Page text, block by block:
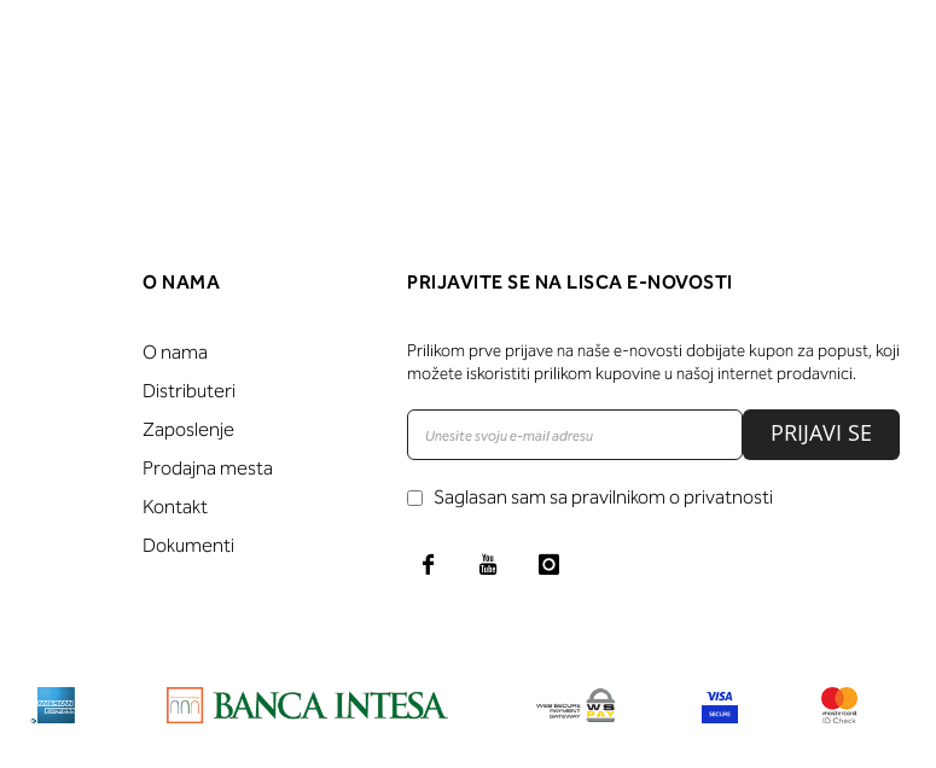
O NAMA
O nama
Distributeri
Zaposlenje
Prodajna mesta
Kontakt
Dokumenti
PRIJAVITE SE NA LISCA E-NOVOSTI
Prilikom prve prijave na naše e-novosti dobijate kupon za popust, koji
možete iskoristiti prilikom kupovine u našoj internet prodavnici.
PRIJAVI SE
Saglasan sam sa pravilnikom o privatnosti